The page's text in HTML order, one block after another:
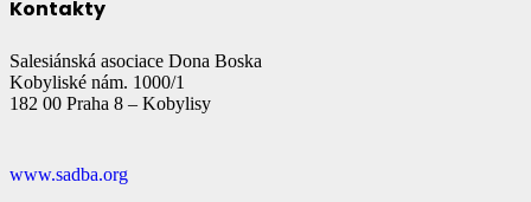
Kontakty
Salesiánská asociace Dona Boska
Kobyliské nám. 1000/1
182 00 Praha 8 – Kobylisy
www.sadba.org